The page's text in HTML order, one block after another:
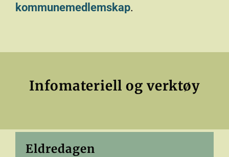
kommunemedlemskap.
Infomateriell og verktøy
Eldredagen